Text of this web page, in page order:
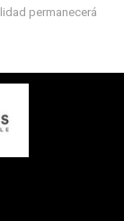
permanecerá